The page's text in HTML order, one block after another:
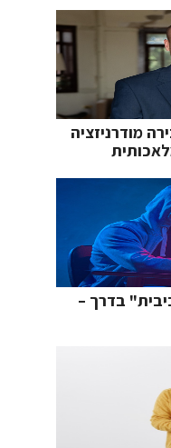
מודרניזציה
בדרך –